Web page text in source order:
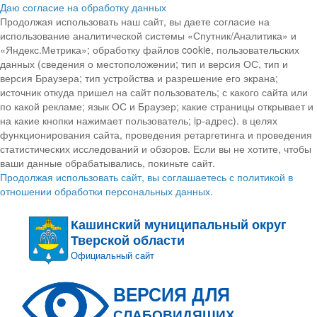
Даю согласие на обработку данных
Продолжая использовать наш сайт, вы даете согласие на
использование аналитической системы «Спутник/Аналитика» и
«Яндекс.Метрика»; обработку файлов cookie, пользовательских
данных (сведения о местоположении; тип и версия ОС, тип и
версия Браузера; тип устройства и разрешение его экрана;
источник откуда пришел на сайт пользователь; с какого сайта или
по какой рекламе; язык ОС и Браузер; какие страницы открывает и
на какие кнопки нажимает пользователь; ip-адрес). в целях
функционирования сайта, проведения ретаргетинга и проведения
статистических исследований и обзоров. Если вы не хотите, чтобы
ваши данные обрабатывались, покиньте сайт.
Продолжая использовать сайт, вы соглашаетесь с политикой в
отношении обработки персональных данных.